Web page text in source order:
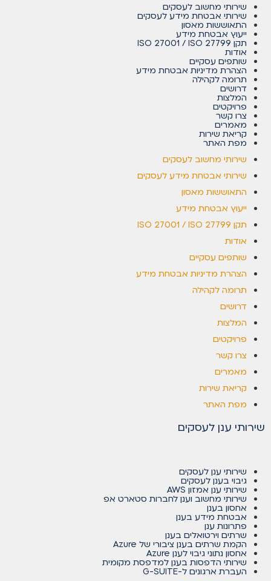
שירותי מחשוב לעסקים
שירותי אבטחת מידע לעסקים
התאוששות מאסון
ייעוץ אבטחת מידע
תקן ISO 27001 / ISO 27799
אודות
שותפים עסקיים
הצהרת מדיניות אבטחת מידע
תרומה לקהילה
דרושים
המלצות
פרויקטים
צרו קשר
מאמרים
קריאת שירות
מפת האתר
שירותי מחשוב לעסקים
שירותי אבטחת מידע לעסקים
התאוששות מאסון
ייעוץ אבטחת מידע
תקן ISO 27001 / ISO 27799
אודות
שותפים עסקיים
הצהרת מדיניות אבטחת מידע
תרומה לקהילה
דרושים
המלצות
פרויקטים
צרו קשר
מאמרים
קריאת שירות
מפת האתר
שירותי ענן לעסקים
שירותי ענן לעסקים
גיבוי בענן לעסקים
שירותי ענן אמזון AWS
שירותי מחשוב וענן לחברות סטארט אפ
אחסון בענן
אבטחת מידע בענן
פתרונות ענן
שרתים וירטואלים בענן
הקמת שרתים בענן ציבורי של Azure
אחסון נתוני גיבוי לענן Azure
שירותי הדפסות בענן למדפסת מקומית
העברת ארגונים ל-G-SUITE